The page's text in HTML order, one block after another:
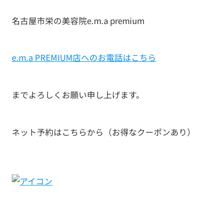
名古屋市栄の美容院e.m.a premium
e.m.a PREMIUM店へのお電話はこちら
までよろしくお願い申し上げます。
ネット予約はこちらから（お得なクーポンあり）